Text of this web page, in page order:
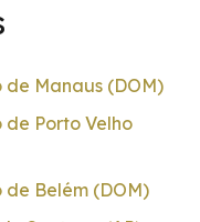
Manaus (DOM)
Porto Velho
Belém (DOM)